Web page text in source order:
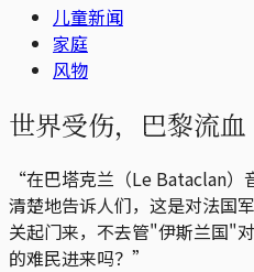
儿童新闻
家庭
风物
世界受伤，巴黎流血
“在巴塔克兰（Le Bataclan
清楚地告诉人们，这是对法国
关起门来，不去管"伊斯兰国"
的难民进来吗？”